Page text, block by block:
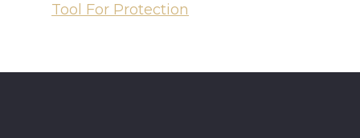
Tool For Protection